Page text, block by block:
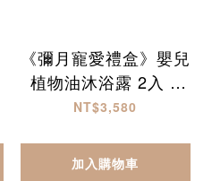
《彌月寵愛禮盒》嬰兒
植物油沐浴露 2入 +
乳液 1入
NT$3,580
加入購物車